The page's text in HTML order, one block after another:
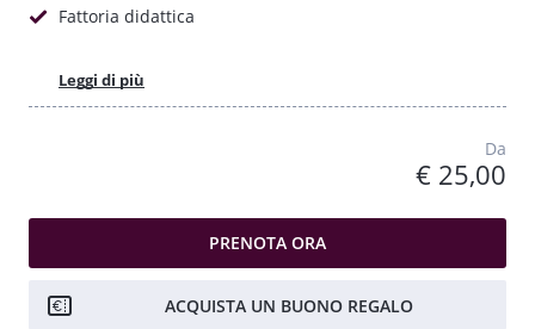
Fattoria didattica
Leggi di più
Da
€ 25,00
PRENOTA ORA
ACQUISTA UN BUONO REGALO